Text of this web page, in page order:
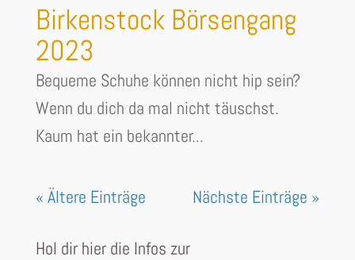
Birkenstock Börsengang
2023
Bequeme Schuhe können nicht hip sein?
Wenn du dich da mal nicht täuschst.
Kaum hat ein bekannter...
« Ältere Einträge Nächste Einträge »
Hol dir hier die Infos zur